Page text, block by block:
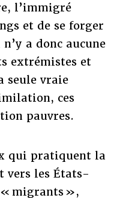
l’immigré
et de se forger
a donc aucune
extrémistes et
seule vraie
ces
pauvres.
qui pratiquent la
vers les États-
« migrants »,